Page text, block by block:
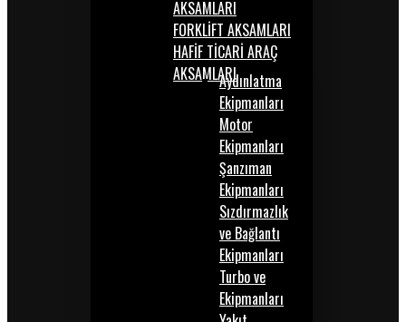
AKSAMLARI
FORKLİFT AKSAMLARI
HAFİF TİCARİ ARAÇ
AKSAMLARIAydınlatma
Ekipmanları
Motor
Ekipmanları
Şanzıman
Ekipmanları
Sızdırmazlık
ve Bağlantı
Ekipmanları
Turbo ve
Ekipmanları